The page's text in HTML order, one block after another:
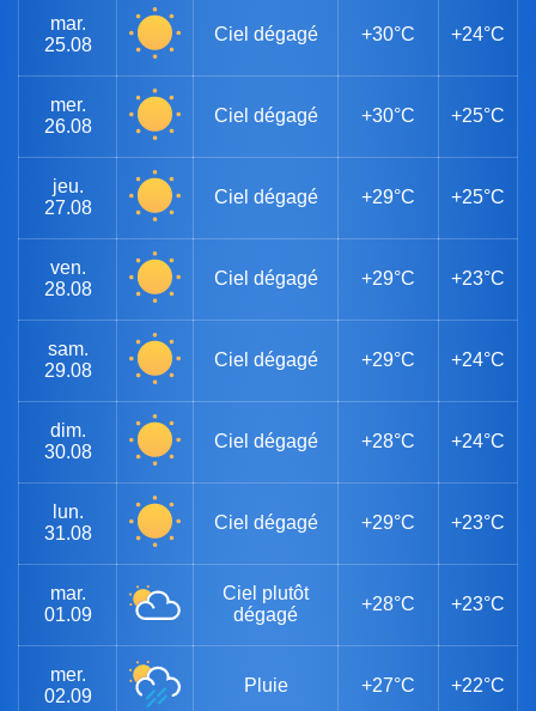
mar.
25.08
Ciel dégagé +30°C +24°C
mer.
26.08
Ciel dégagé +30°C +25°C
jeu.
27.08
Ciel dégagé +29°C +25°C
ven.
28.08
Ciel dégagé +29°C +23°C
sam.
29.08
Ciel dégagé +29°C +24°C
dim.
30.08
Ciel dégagé +28°C +24°C
lun.
31.08
Ciel dégagé +29°C +23°C
mar.
01.09
Ciel plutôt
dégagé
+28°C +23°C
mer.
02.09
Pluie +27°C +22°C